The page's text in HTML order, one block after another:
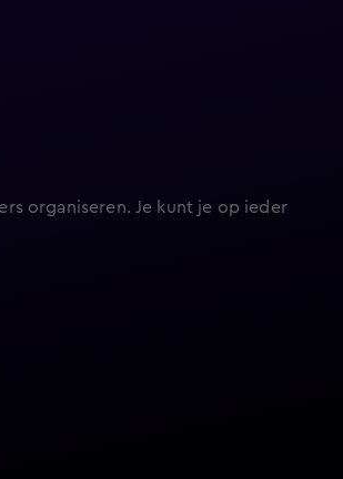
organiseren. Je kunt je op ieder